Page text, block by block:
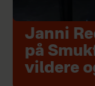
Janni
på
vildere